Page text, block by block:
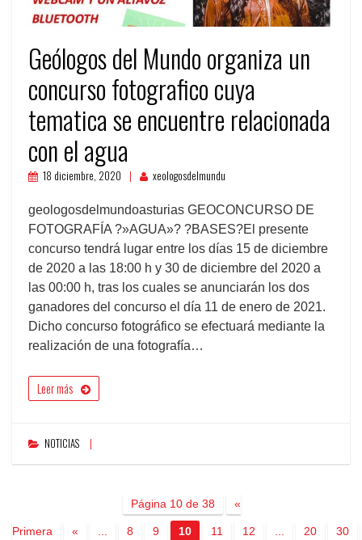
Geólogos del Mundo organiza un
concurso fotografico cuya
tematica se encuentre relacionada
con el agua
18 diciembre, 2020 xeologosdelmundu
geologosdelmundoasturias GEOCONCURSO DE
FOTOGRAFÍA ?»AGUA»? ?BASES?El presente
concurso tendrá lugar entre los días 15 de diciembre
de 2020 a las 18:00 h y 30 de diciembre del 2020 a
las 00:00 h, tras los cuales se anunciarán los dos
ganadores del concurso el día 11 de enero de 2021.
Dicho concurso fotográfico se efectuará mediante la
realización de una fotografía…
Leer más
NOTICIAS
Página 10 de 38 «
Primera « 8 9 10 11 12 20 30